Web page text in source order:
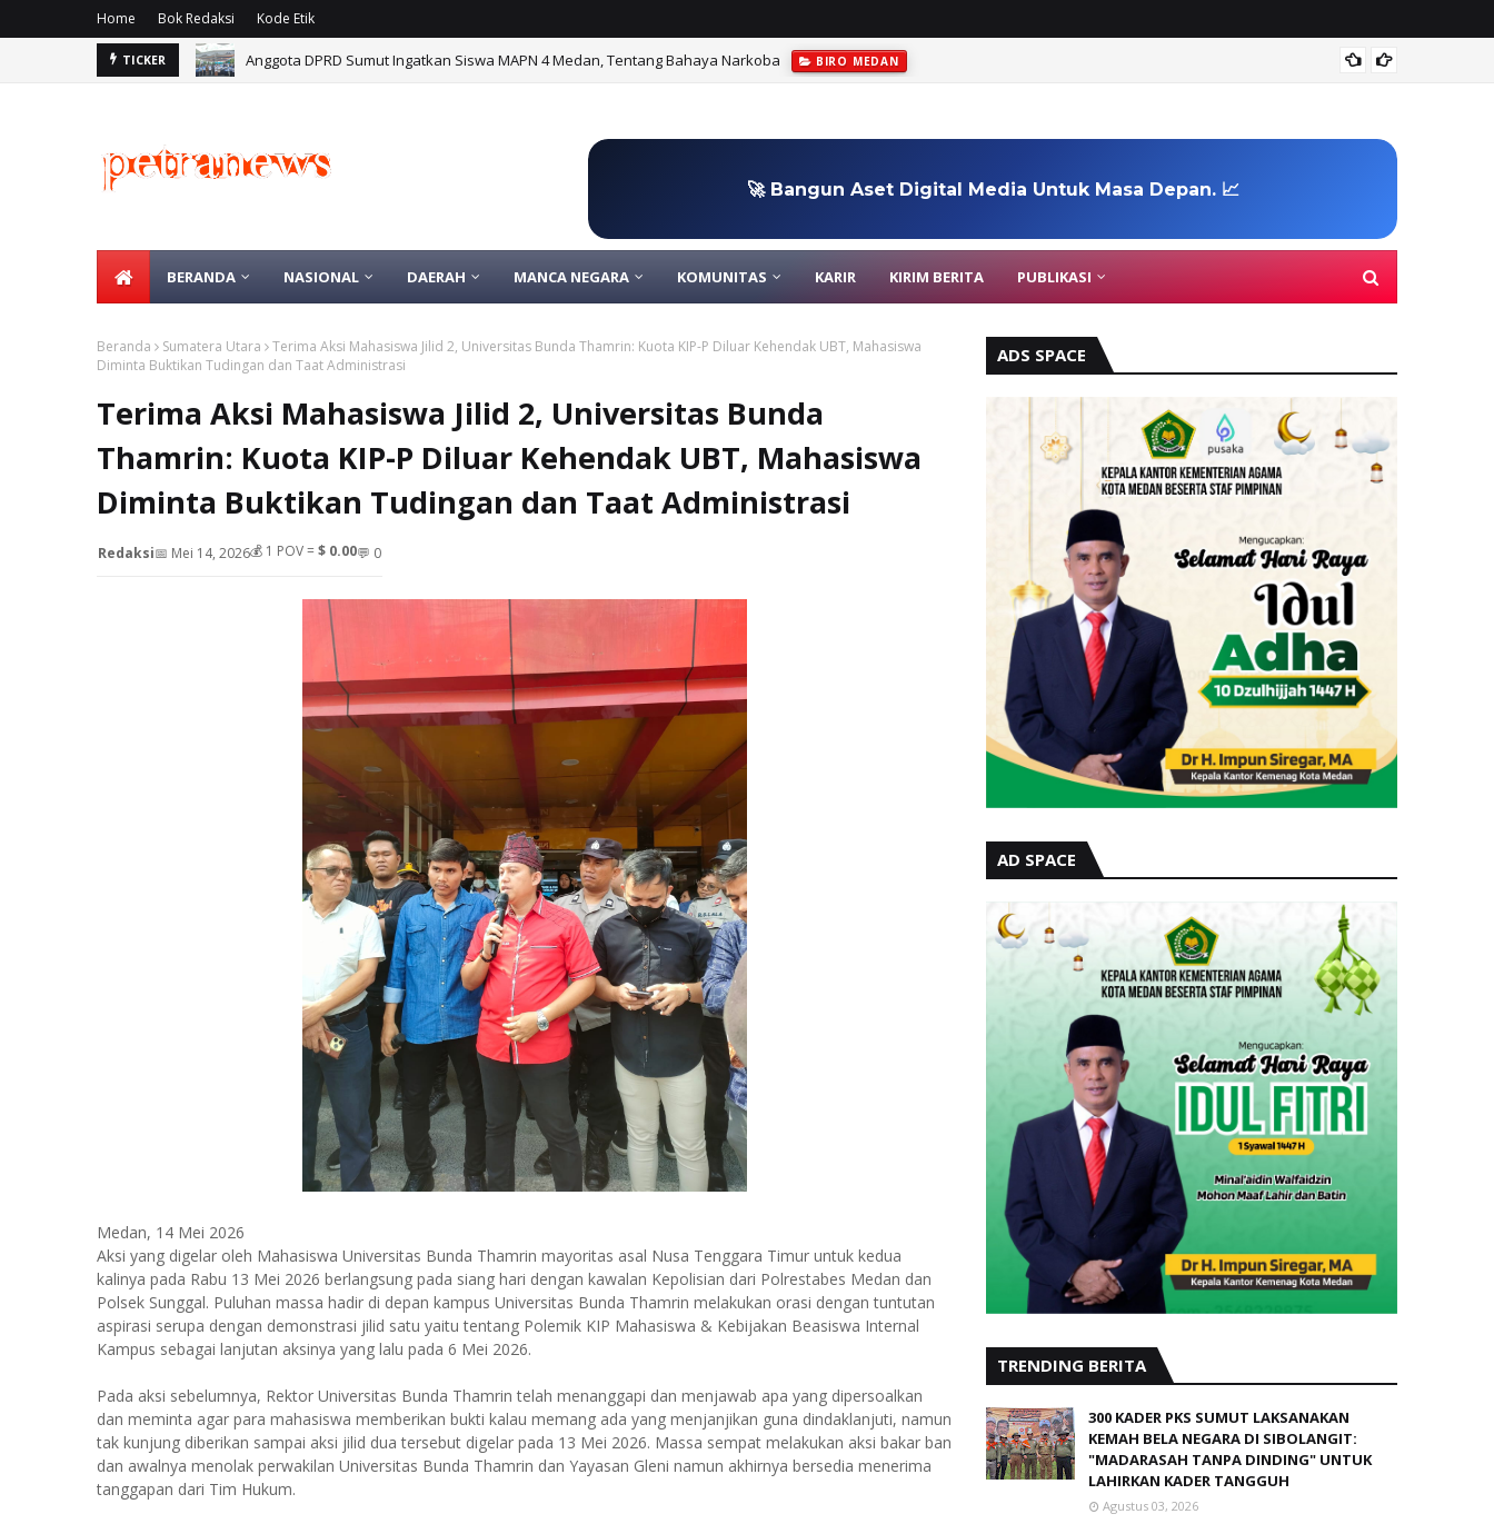
Home Bok Redaksi Kode Etik
TICKER Anggota DPRD Sumut Ingatkan Siswa MAPN 4 Medan, Tentang Bahaya Narkoba BIRO MEDAN
🚀 Bangun Aset Digital Media Untuk Masa Depan. 📈
BERANDA NASIONAL DAERAH MANCA NEGARA KOMUNITAS KARIR KIRIM BERITA PUBLIKASI
Beranda Sumatera Utara
Terima Aksi Mahasiswa Jilid 2, Universitas Bunda Thamrin: Kuota KIP-P Diluar Kehendak UBT, Mahasiswa
Diminta Buktikan Tudingan dan Taat Administrasi
Terima Aksi Mahasiswa Jilid 2, Universitas Bunda
Thamrin: Kuota KIP-P Diluar Kehendak UBT, Mahasiswa
Diminta Buktikan Tudingan dan Taat Administrasi
Redaksi📅 Mei 14, 2026💰 1 POV = $ 0.00💬 0
Medan, 14 Mei 2026
Aksi yang digelar oleh Mahasiswa Universitas Bunda Thamrin mayoritas asal Nusa Tenggara Timur untuk kedua
kalinya pada Rabu 13 Mei 2026 berlangsung pada siang hari dengan kawalan Kepolisian dari Polrestabes Medan dan
Polsek Sunggal. Puluhan massa hadir di depan kampus Universitas Bunda Thamrin melakukan orasi dengan tuntutan
aspirasi serupa dengan demonstrasi jilid satu yaitu tentang Polemik KIP Mahasiswa & Kebijakan Beasiswa Internal
Kampus sebagai lanjutan aksinya yang lalu pada 6 Mei 2026.
Pada aksi sebelumnya, Rektor Universitas Bunda Thamrin telah menanggapi dan menjawab apa yang dipersoalkan
dan meminta agar para mahasiswa memberikan bukti kalau memang ada yang menjanjikan guna dindaklanjuti, namun
tak kunjung diberikan sampai aksi jilid dua tersebut digelar pada 13 Mei 2026. Massa sempat melakukan aksi bakar ban
dan awalnya menolak perwakilan Universitas Bunda Thamrin dan Yayasan Gleni namun akhirnya bersedia menerima
tanggapan dari Tim Hukum.
ADS SPACE
AD SPACE
TRENDING BERITA
300 KADER PKS SUMUT LAKSANAKAN
KEMAH BELA NEGARA DI SIBOLANGIT:
"MADARASAH TANPA DINDING" UNTUK
LAHIRKAN KADER TANGGUH
Agustus 03, 2026